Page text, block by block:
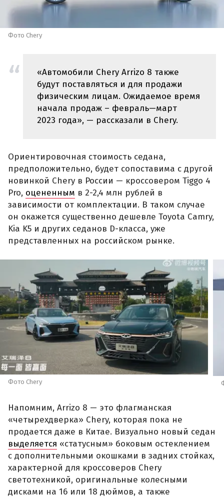
Фото Chery
«Автомобили Chery Arrizo 8 также
будут поставляться и для продажи
физическим лицам. Ожидаемое время
начала продаж – февраль—март
2023 года», — рассказали в Chery.
Ориентировочная стоимость седана,
предположительно, будет сопоставима с другой
новинкой Chery в России — кроссовером Tiggo 4
Pro, оцененным в 2-2,4 млн рублей в
зависимости от комплектации. В таком случае
он окажется существенно дешевле Toyota Camry,
Kia K5 и других седанов D-класса, уже
представленных на российском рынке.
Фото Chery
Напомним, Arrizo 8 — это флагманская
«четырехдверка» Chery, которая пока не
продается даже в Китае. Визуально новый седан
выделяется «статусным» боковым остеклением
с дополнительными окошками в задних стойках,
характерной для кроссоверов Chery
светотехникой, оригинальные колесными
дисками на 16 или 18 дюймов, а также